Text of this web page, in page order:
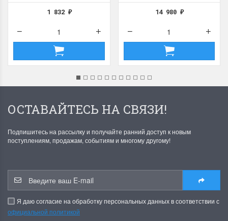
1 832 ₽ 14 980 ₽
ОСТАВАЙТЕСЬ НА СВЯЗИ!
Подпишитесь на рассылку и получайте ранний доступ к новым
поступлениям, продажам, событиям и многому другому!
Я даю согласие на обработку персональных данных в соответствии с
официальной политикой